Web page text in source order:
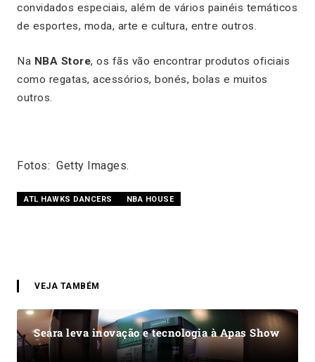
convidados especiais, além de vários painéis temáticos
de esportes, moda, arte e cultura, entre outros.
Na NBA Store, os fãs vão encontrar produtos oficiais
como regatas, acessórios, bonés, bolas e muitos
outros.
Fotos: Getty Images.
ATL HAWKS DANCERS NBA HOUSE
VEJA TAMBÉM
Seara leva inovação e tecnologia à Apas Show